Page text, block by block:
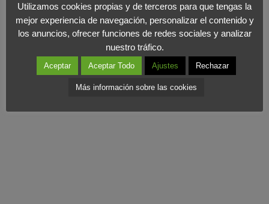
recudiendo cajas sino siendo sometidas a un cambio cultural.
Utilizamos cookies propias y de terceros para que tengas la
mejor experiencia de navegación, personalizar el contenido y
los anuncios, ofrecer funciones de redes sociales y analizar
nuestro tráfico.
Aceptar Aceptar Todo Ajustes Rechazar
Más información sobre las cookies